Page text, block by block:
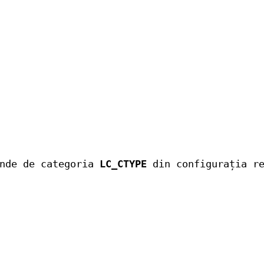
de categoria LC_CTYPE din configurația